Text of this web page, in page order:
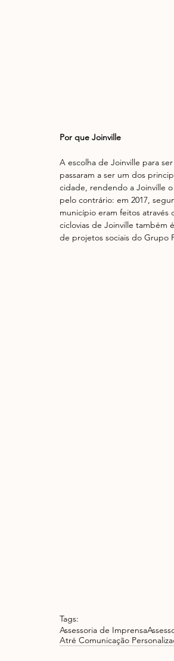
Por que Joinville
A escolha de Joinville para
passaram a ser um dos
cidade, rendendo a Joinville
pelo contrário: em 2017,
município eram feitos através
ciclovias de Joinville também
de projetos sociais do Grupo
Tags:
Assessoria de Imprensa
Atré Comunicação